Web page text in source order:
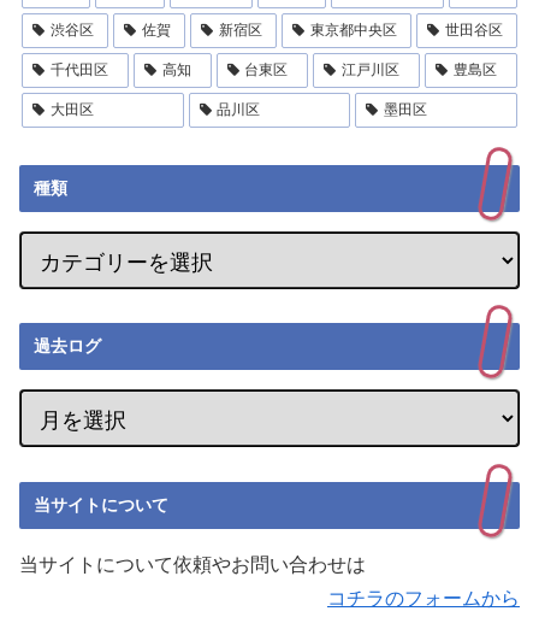
渋谷区 佐賀 新宿区 東京都中央区 世田谷区
千代田区 高知 台東区 江戸川区 豊島区
大田区 品川区 墨田区
種類
過去ログ
当サイトについて
当サイトについて依頼やお問い合わせは
コチラのフォームから